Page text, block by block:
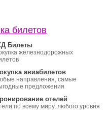
билетов
Билеты
железнодорожных
авиабилетов
направления, самые
предложения
отелей
по всему миру, любого уровня